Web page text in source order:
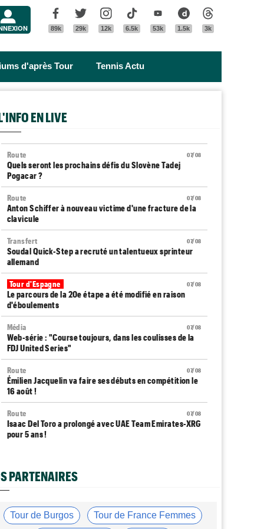
Facebook
89k
Twitter
29k
Instagram
12k
Tik Tok
6.5k
Youtube
53k
Dailymotion
1.5k 3k
d'après Tour Tennis Actu
EN LIVE
07/08
Route
Quels seront les prochains défis du Slovène Tadej
Pogacar ?
07/08
Route
Anton Schiffer à nouveau victime d'une fracture de la
clavicule
07/08
Transfert
Soudal Quick-Step a recruté un talentueux sprinteur
allemand
07/08
Tour d'Espagne
Le parcours de la 20e étape a été modifié en raison
d'éboulements
07/08
Média
Web-série : "Course toujours, dans les coulisses de la
FDJ United Series"
07/08
Route
Émilien Jacquelin va faire ses débuts en compétition le
16 août !
07/08
Route
Isaac Del Toro a prolongé avec UAE Team Emirates-XRG
pour 5 ans !
monnaie courante"
Le Mercato vélo est ouvert... toutes les dernières infos
et rumeurs
PARTENAIRES
Tour de Burgos Tour de France Femmes